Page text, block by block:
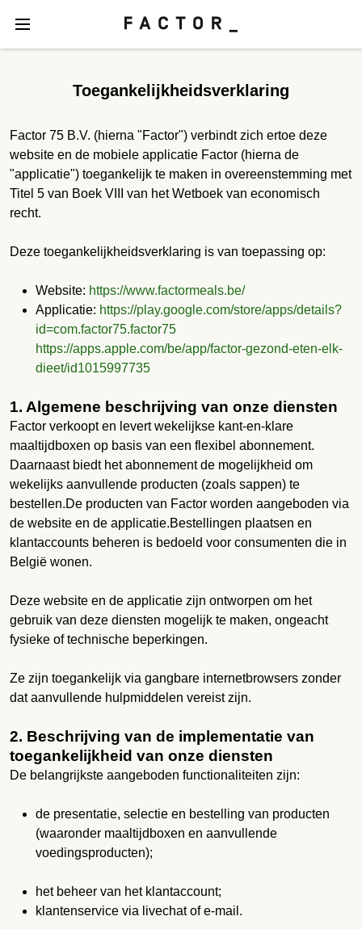
Toegankelijkheidsverklaring
Factor 75 B.V. (hierna "Factor") verbindt zich ertoe deze
website en de mobiele applicatie Factor (hierna de
"applicatie") toegankelijk te maken in overeenstemming met
Titel 5 van Boek VIII van het Wetboek van economisch
recht.
Deze toegankelijkheidsverklaring is van toepassing op:
Website: https://www.factormeals.be/
Applicatie: https://play.google.com/store/apps/details?
id=com.factor75.factor75
https://apps.apple.com/be/app/factor-gezond-eten-elk-
dieet/id1015997735
1. Algemene beschrijving van onze diensten
Factor verkoopt en levert wekelijkse kant-en-klare
maaltijdboxen op basis van een flexibel abonnement.
Daarnaast biedt het abonnement de mogelijkheid om
wekelijks aanvullende producten (zoals sappen) te
bestellen.De producten van Factor worden aangeboden via
de website en de applicatie.Bestellingen plaatsen en
klantaccounts beheren is bedoeld voor consumenten die in
België wonen.
Deze website en de applicatie zijn ontworpen om het
gebruik van deze diensten mogelijk te maken, ongeacht
fysieke of technische beperkingen.
Ze zijn toegankelijk via gangbare internetbrowsers zonder
dat aanvullende hulpmiddelen vereist zijn.
2. Beschrijving van de implementatie van
toegankelijkheid van onze diensten
De belangrijkste aangeboden functionaliteiten zijn:
de presentatie, selectie en bestelling van producten
(waaronder maaltijdboxen en aanvullende
voedingsproducten);
het beheer van het klantaccount;
klantenservice via livechat of e-mail.